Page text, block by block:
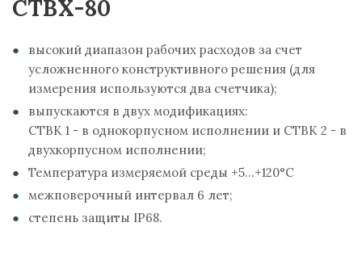
СТВХ-80
высокий диапазон рабочих расходов за счет
усложненного конструктивного решения (для
измерения используются два счетчика);
выпускаются в двух модификациях:
СТВК 1 - в однокорпусном исполнении и СТВК 2 - в
двухкорпусном исполнении;
Температура измеряемой среды +5...+120°С
межповерочный интервал 6 лет;
степень защиты IP68.